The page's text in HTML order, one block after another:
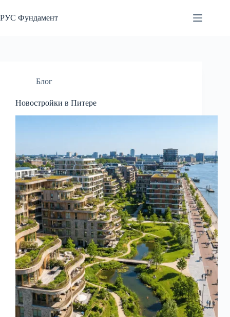
к
сути
РУС Фундамент
Блог
Новостройки в Питере